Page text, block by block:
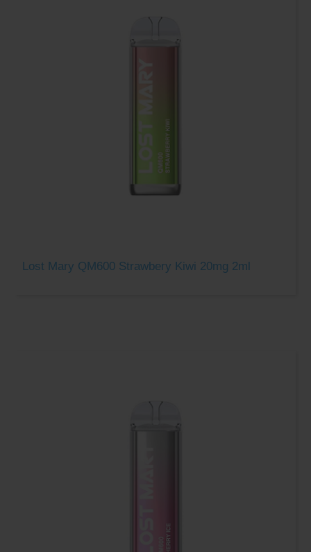
Lost Mary QM600 Strawbery Kiwi 20mg 2ml